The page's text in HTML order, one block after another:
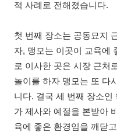
적 사례로 전해졌습니다.
첫 번째 장소는 공동묘지
자, 맹모는 이곳이 교육에
로 이사한 곳은 시장 근처
놀이를 하자 맹모는 또 다
니다. 결국 세 번째 장소
가 제사와 예절을 본받아
육에 좋은 환경임을 깨닫